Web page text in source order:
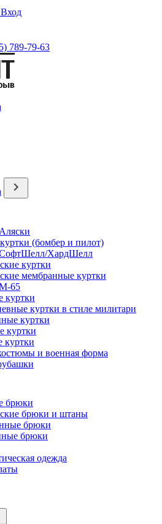
Вход
789-79-63
(бомбер и пилот)
ХардШелл
куртки
мембранные куртки
65
куртки
куртки в стиле милитари
куртки
куртки
куртки
и военная форма
брюки
брюки и штаны
брюки
брюки
одежда